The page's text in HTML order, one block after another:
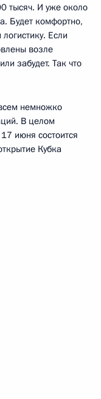
тысяч. И уже около
Будет комфортно,
Если
возле
забудет. Так что
немножко
В целом
июня состоится
Кубка